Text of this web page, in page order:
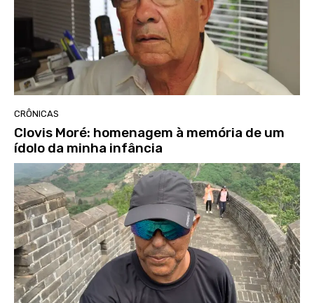
CRÔNICAS
Clovis Moré: homenagem à memória de um
ídolo da minha infância